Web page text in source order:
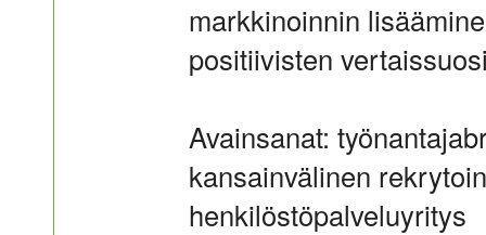
markkinoinnin
positiivisten
Avainsanat:
kansainvälinen
henkilöstöpalveluyritys